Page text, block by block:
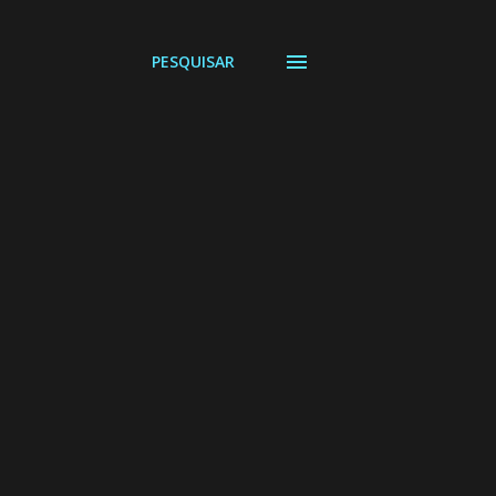
PESQUISAR